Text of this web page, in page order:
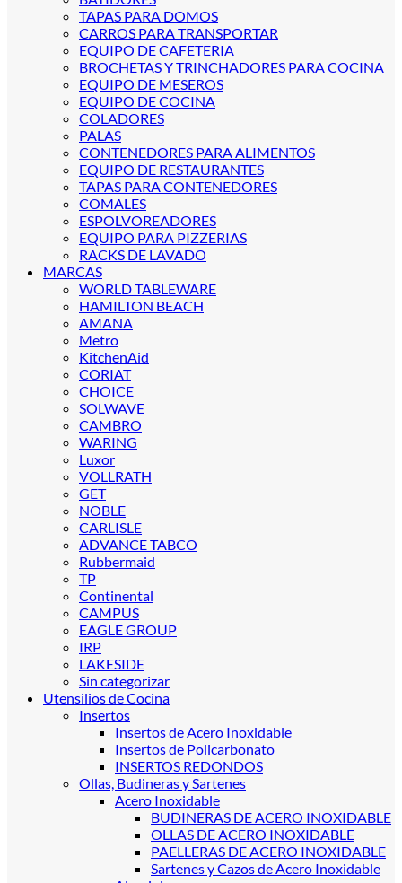
TAPAS PARA DOMOS
CARROS PARA TRANSPORTAR
EQUIPO DE CAFETERIA
BROCHETAS Y TRINCHADORES PARA COCINA
EQUIPO DE MESEROS
EQUIPO DE COCINA
COLADORES
PALAS
CONTENEDORES PARA ALIMENTOS
EQUIPO DE RESTAURANTES
TAPAS PARA CONTENEDORES
COMALES
ESPOLVOREADORES
EQUIPO PARA PIZZERIAS
RACKS DE LAVADO
MARCAS
WORLD TABLEWARE
HAMILTON BEACH
AMANA
Metro
KitchenAid
CORIAT
CHOICE
SOLWAVE
CAMBRO
WARING
Luxor
VOLLRATH
GET
NOBLE
CARLISLE
ADVANCE TABCO
Rubbermaid
TP
Continental
CAMPUS
EAGLE GROUP
IRP
LAKESIDE
Sin categorizar
Utensilios de Cocina
Insertos
Insertos de Acero Inoxidable
Insertos de Policarbonato
INSERTOS REDONDOS
Ollas, Budineras y Sartenes
Acero Inoxidable
BUDINERAS DE ACERO INOXIDABLE
OLLAS DE ACERO INOXIDABLE
PAELLERAS DE ACERO INOXIDABLE
Sartenes y Cazos de Acero Inoxidable